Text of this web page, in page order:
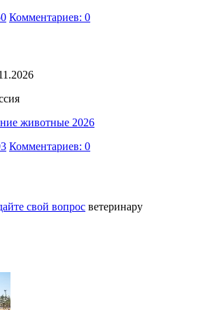
Комментариев: 0
животные 2026
Комментариев: 0
свой вопрос ветеринару